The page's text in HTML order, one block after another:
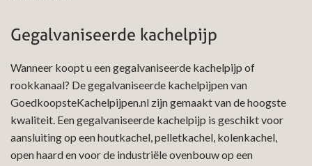
Gegalvaniseerde kachelpijp
Wanneer koopt u een gegalvaniseerde kachelpijp of
rookkanaal? De gegalvaniseerde kachelpijpen van
GoedkoopsteKachelpijpen.nl zijn gemaakt van de hoogste
kwaliteit. Een gegalvaniseerde kachelpijp is geschikt voor
aansluiting op een houtkachel, pelletkachel, kolenkachel,
open haard en voor de industriële ovenbouw op een